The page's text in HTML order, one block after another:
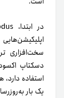
دسکتاپ
استفاده
یک‌ بار